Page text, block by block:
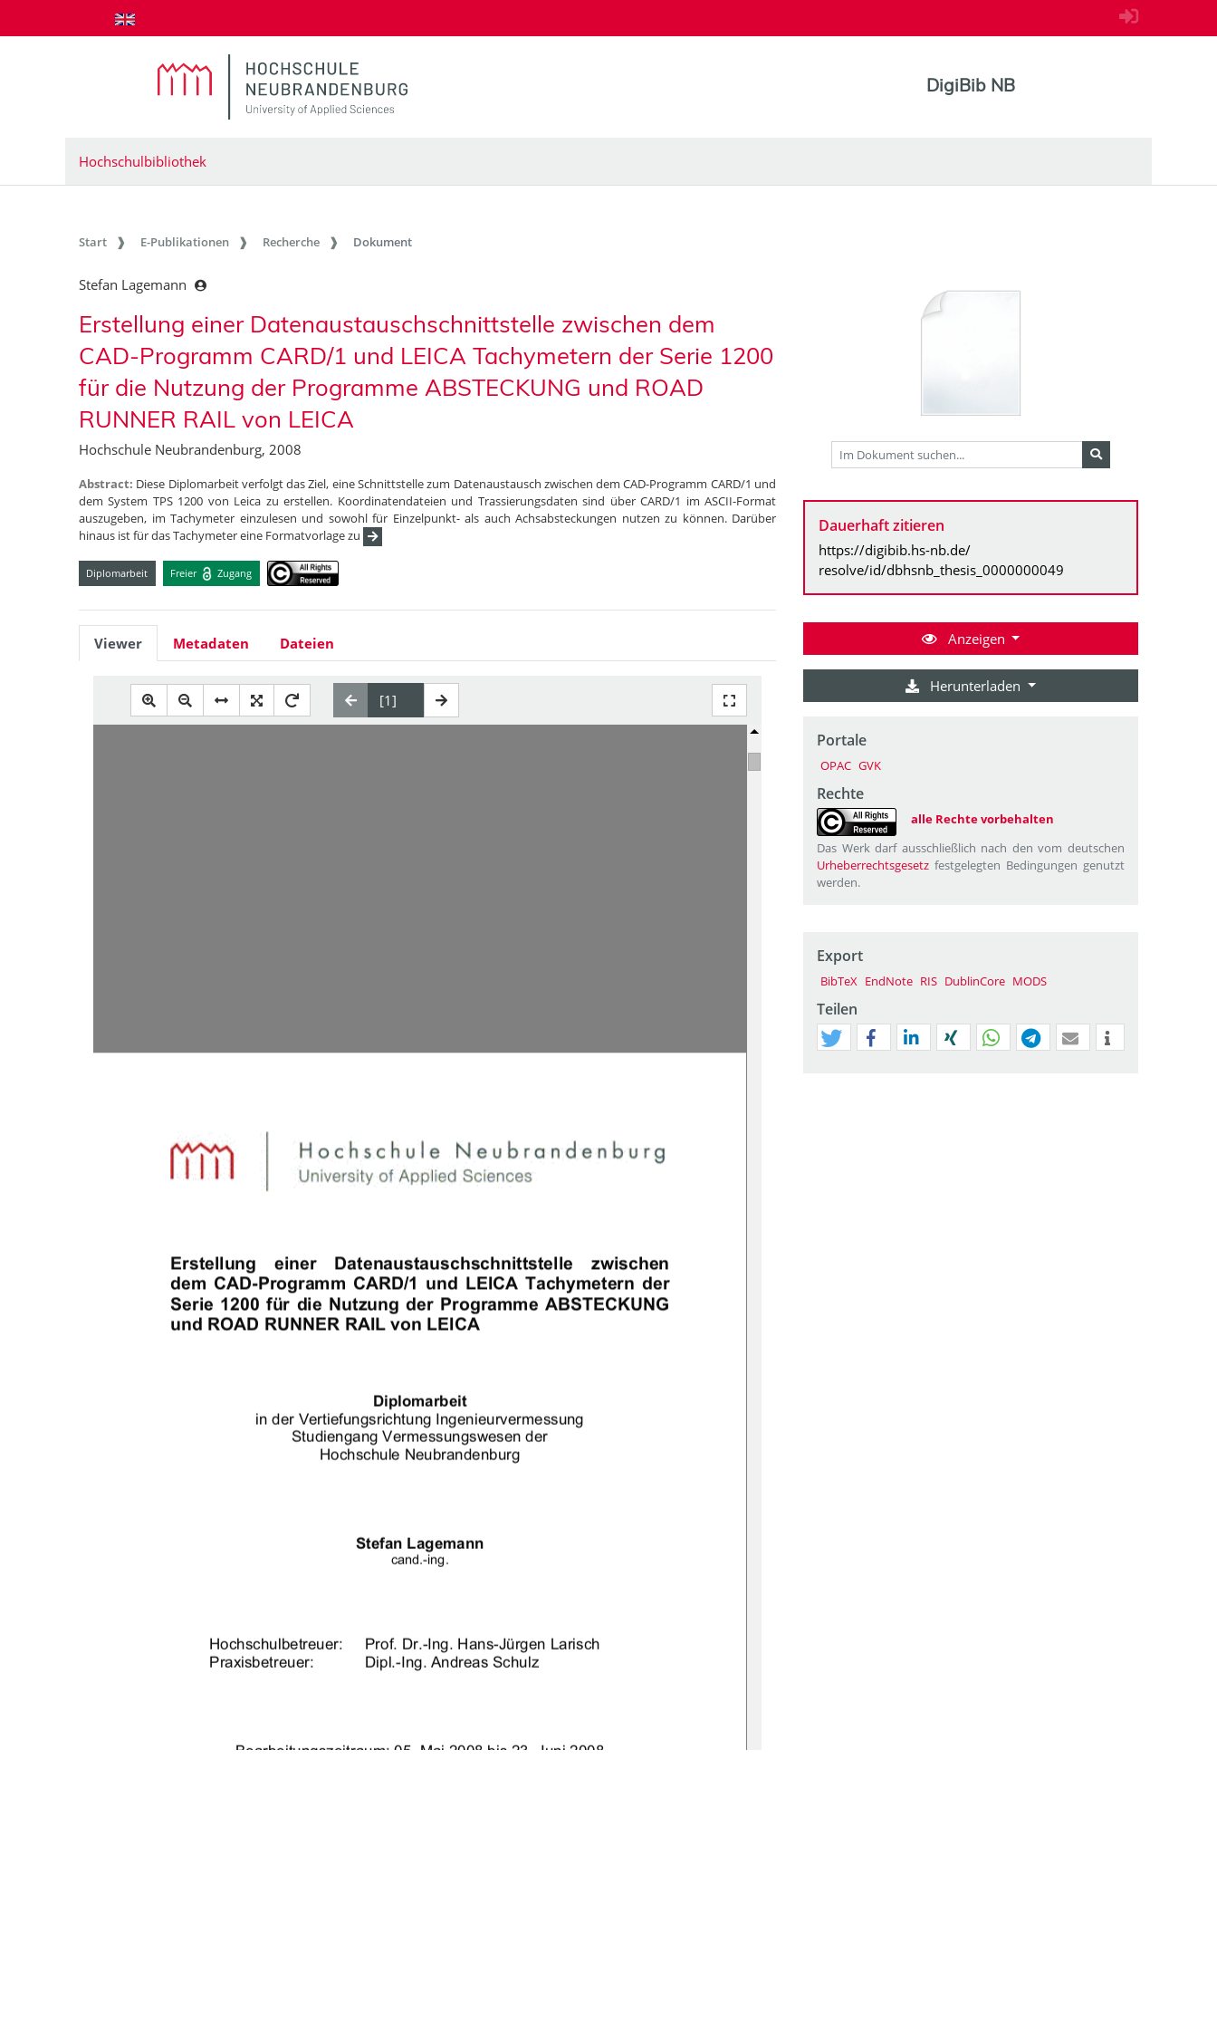
zum Inhalt springen
DigiBib NB
Hochschulbibliothek
Start E-Publikationen Recherche Dokument
Stefan Lagemann
Erstellung einer Datenaustauschschnittstelle zwischen dem
CAD-Programm CARD/1 und LEICA Tachymetern der Serie 1200
für die Nutzung der Programme ABSTECKUNG und ROAD
RUNNER RAIL von LEICA
Hochschule Neubrandenburg, 2008
Abstract: Diese Diplomarbeit verfolgt das Ziel, eine Schnittstelle zum Datenaustausch zwischen dem CAD-Programm CARD/1 und
dem System TPS 1200 von Leica zu erstellen. Koordinatendateien und Trassierungsdaten sind über CARD/1 im ASCII-Format
auszugeben, im Tachymeter einzulesen und sowohl für Einzelpunkt- als auch Achsabsteckungen nutzen zu können. Darüber
hinaus ist für das Tachymeter eine Formatvorlage zu
Diplomarbeit Freier Zugang
Viewer Metadaten Dateien
Erstellung    einer    Datenaustauschschnittstelle    zwischen
dem  CAD-Programm  CARD/1  und  LEICA  Tachymetern  der
Serie  1200  für  die  Nutzung  der  Programme  ABSTECKUNG
und ROAD RUNNER RAIL von LEICA
Diplomarbeit
in der Vertiefungsrichtung Ingenieurvermessung
Studiengang Vermessungswesen der
Hochschule Neubrandenburg
Stefan Lagemann
cand.-ing.
Hochschulbetreuer:
Prof. Dr.-Ing. Hans-Jürgen Larisch
Praxisbetreuer:
Dipl.-Ing. Andreas Schulz
Bearbeitungszeitraum: 05. Mai 2008 bis 23. Juni 2008
Dauerhaft zitieren
https://digibib.hs-nb.de/
resolve/id/dbhsnb_thesis_0000000049
Anzeigen
Herunterladen
Portale
OPAC GVK
Rechte
alle Rechte vorbehalten
Das Werk darf ausschließlich nach den vom deutschen
Urheberrechtsgesetz festgelegten Bedingungen genutzt
werden.
Export
BibTeX EndNote RIS DublinCore MODS
Teilen